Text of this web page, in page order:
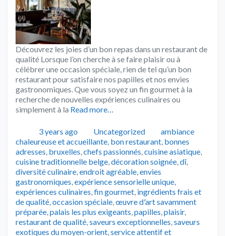
Découvrez les joies d’un bon repas dans un restaurant de
qualité Lorsque l’on cherche à se faire plaisir ou à
célébrer une occasion spéciale, rien de tel qu’un bon
restaurant pour satisfaire nos papilles et nos envies
gastronomiques. Que vous soyez un fin gourmet à la
recherche de nouvelles expériences culinaires ou
simplement à la Read more…
Publié3 years ago Catégories
Uncategorized Tags
ambiance
chaleureuse et accueillante, bon restaurant, bonnes
adresses, bruxelles,chefs passionnés,cuisine asiatique,
cuisine traditionnelle belge,décoration soignée,dî,
diversité culinaire,endroit agréable,envies
gastronomiques,expérience sensorielle unique,
expériences culinaires,fin gourmet, ingrédients frais et
de qualité,occasion spéciale,œuvre d'art savamment
préparée,palais les plus exigeants,papilles,plaisir,
restaurant de qualité,saveurs exceptionnelles,saveurs
exotiques du moyen-orient,service attentif et